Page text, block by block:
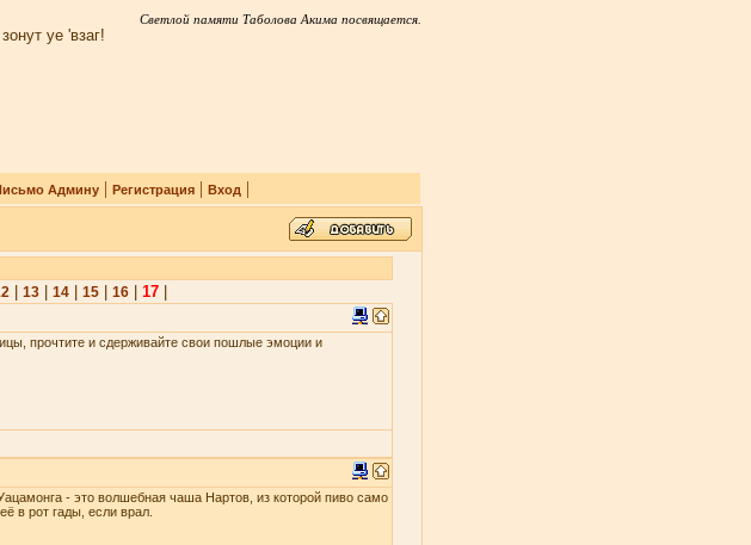
Светлой памяти Таболова Акима посвящается.
уе 'взаг!
Админу| Регистрация| Вход |
| 13| 14| 15| 16| 17|
прочтите и сдерживайте свои пошлые эмоции и
- это волшебная чаша Нартов, из которой пиво само
в рот гады, если врал.